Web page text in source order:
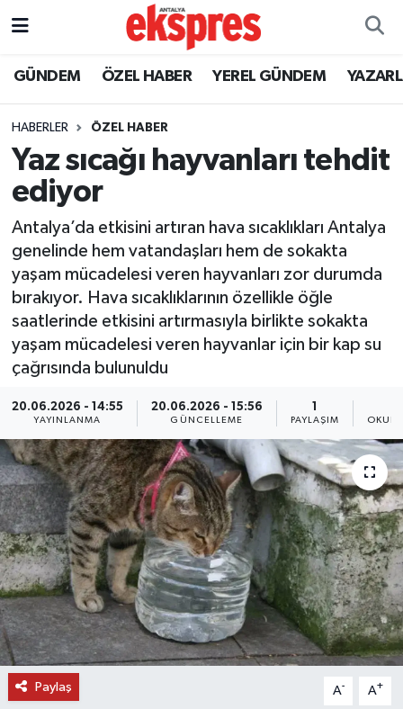
GÜNDEM ÖZEL HABER YEREL GÜNDEM
HABERLER ÖZEL HABER
Yaz sıcağı hayvanları tehdit
ediyor
Antalya’da etkisini artıran hava sıcaklıkları Antalya
genelinde hem vatandaşları hem de sokakta
yaşam mücadelesi veren hayvanları zor durumda
bırakıyor. Hava sıcaklıklarının özellikle öğle
saatlerinde etkisini artırmasıyla birlikte sokakta
yaşam mücadelesi veren hayvanlar için bir kap su
çağrısında bulunuldu
20.06.2026 - 14:55
YAYINLANMA
20.06.2026 - 15:56
GÜNCELLEME
1
PAYLAŞIM
Paylaş A- A+
ÖZEL HABER
YEREL GÜNDEM
EKONOMİ
KÜLTÜR - SANAT
SPOR
SİYASET
EĞİTİM
TURİZM
RÖPORTAJ
VİDEO HABERLER
YAZARLAR
Nöbetçi Eczaneler
Trafik Durumu
Süper Lig Puan Durumu ve Fikstür
Tüm Manşetler
Son Dakika Haberleri
Haber Arşivi